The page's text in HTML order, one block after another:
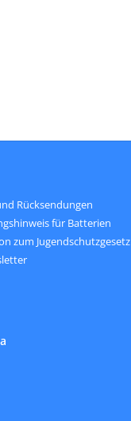
Rücksendungen
für Batterien
zum Jugendschutzgesetz